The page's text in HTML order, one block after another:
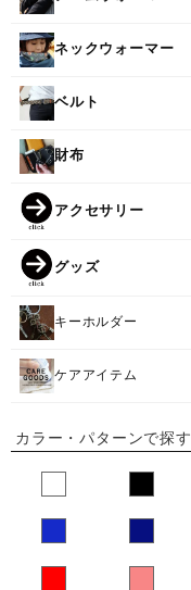
ネックウォーマー
ベルト
財布
アクセサリー
グッズ
キーホルダー
ケアアイテム
カラー・パターンで探す